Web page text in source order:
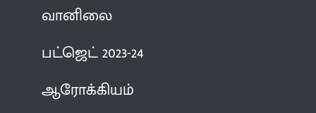
வானிலை
பட்ஜெட் 2023-24
ஆரோக்கியம்